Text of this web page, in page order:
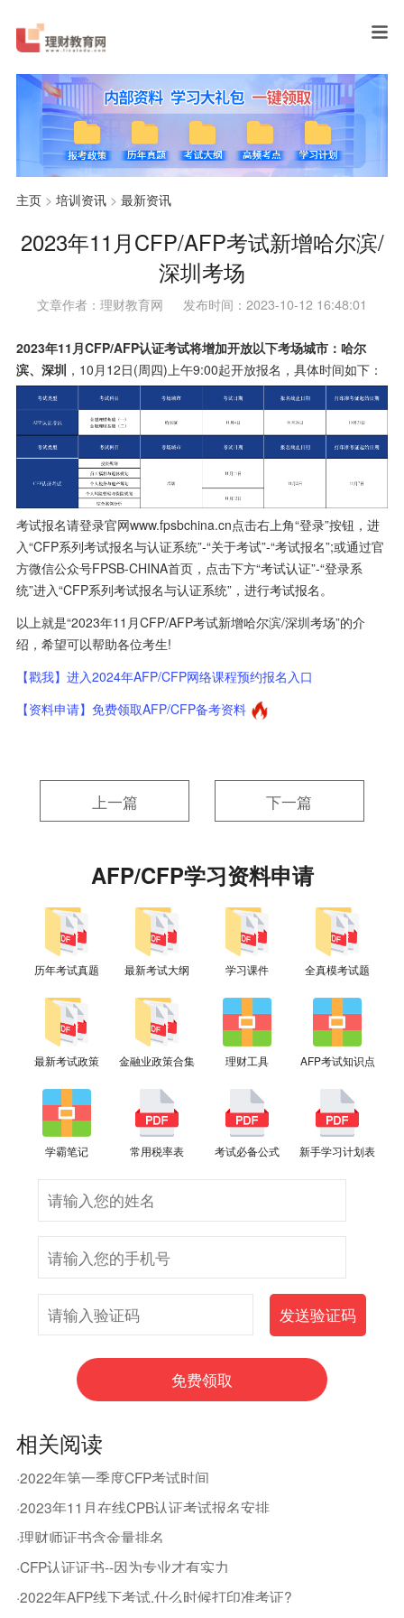
主页> 培训资讯> 最新资讯
2023年11月CFP/AFP考试新增哈尔滨/
深圳考场
文章作者：理财教育网 发布时间：2023-10-12 16:48:01
2023年11月CFP/AFP认证考试将增加开放以下考场城市：哈尔
滨、深圳 ，10月12日(周四)上午9:00起开放报名，具体时间如下：
考试报名请登录官网www.fpsbchina.cn点击右上角“登录”按钮，进
入“CFP系列考试报名与认证系统”-“关于考试”-“考试报名”;或通过官
方微信公众号FPSB-CHINA首页，点击下方“考试认证”-“登录系
统”进入“CFP系列考试报名与认证系统”，进行考试报名。
以上就是“2023年11月CFP/AFP考试新增哈尔滨/深圳考场”的介
绍，希望可以帮助各位考生!
【戳我】进入2024年AFP/CFP网络课程预约报名入口
【资料申请】免费领取AFP/CFP备考资料
上一篇 下一篇
AFP/CFP学习资料申请
历年考试真题 最新考试大纲 学习课件 全真模考试题
最新考试政策 金融业政策合集 理财工具 AFP考试知识点
学霸笔记 常用税率表 考试必备公式 新手学习计划表
相关阅读
·2022年第一季度CFP考试时间
·2023年11月在线CPB认证考试报名安排
·理财师证书含金量排名
·CFP认证证书--因为专业才有实力
·2022年AFP线下考试,什么时候打印准考证?